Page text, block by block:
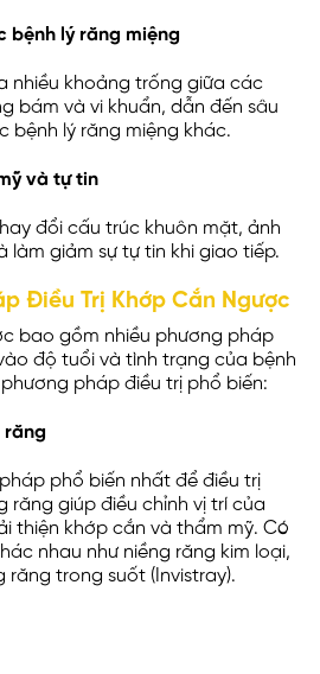
bệnh lý răng miệng
nhiều khoảng trống giữa các
bám và vi khuẩn, dẫn đến sâu
bệnh lý răng miệng khác.
và tự tin
đổi cấu trúc khuôn mặt, ảnh
làm giảm sự tự tin khi giao tiếp.
Điều Trị Khớp Cắn Ngược
bao gồm nhiều phương pháp
độ tuổi và tình trạng của bệnh
pháp điều trị phổ biến:
răng
phổ biến nhất để điều trị
răng giúp điều chỉnh vị trí của
thiện khớp cắn và thẩm mỹ. Có
nhau như niềng răng kim loại,
răng trong suốt (Invistray).